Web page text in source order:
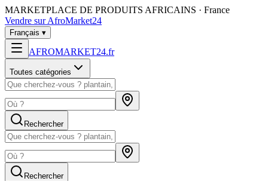
MARKETPLACE DE PRODUITS AFRICAINS · France
Vendre sur AfroMarket24
Français ▾
AFROMARKET24.fr
Toutes catégories
Rechercher
Rechercher